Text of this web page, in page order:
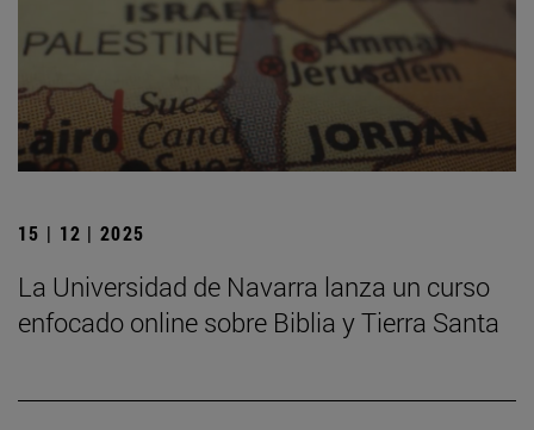
15 | 12 | 2025
La Universidad de Navarra lanza un curso
enfocado online sobre Biblia y Tierra Santa